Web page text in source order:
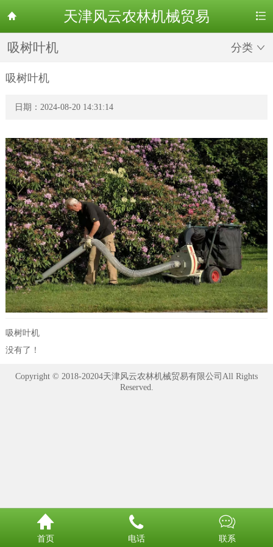
 天津风云农林机械贸易 
吸树叶机 分类 
吸树叶机
日期：2024-08-20 14:31:14
吸树叶机
没有了！
Copyright © 2018-20204天津风云农林机械贸易有限公司All Rights
Reserved.

首页

电话

联系